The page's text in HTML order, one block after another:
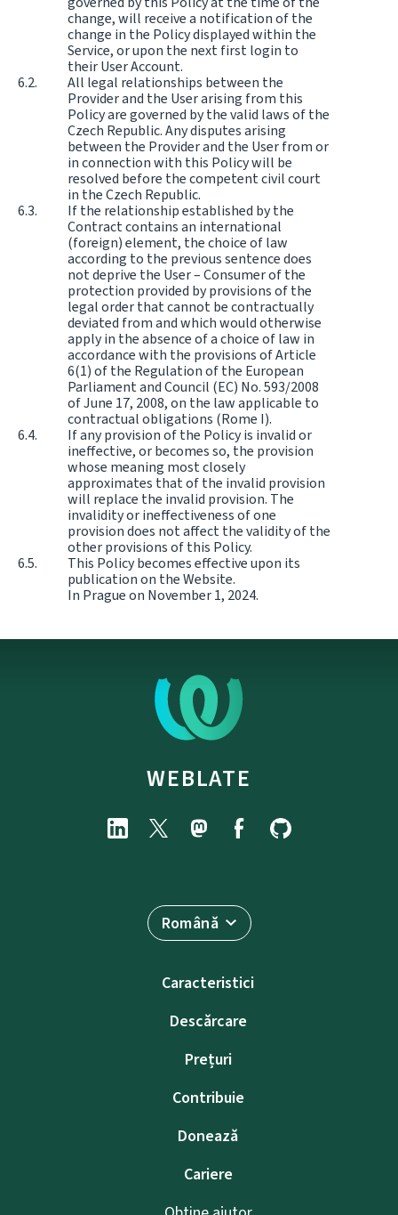
change, will receive a notification of the
change in the Policy displayed within the
Service, or upon the next first login to
their User Account.
All legal relationships between the
Provider and the User arising from this
Policy are governed by the valid laws of the
Czech Republic. Any disputes arising
between the Provider and the User from or
in connection with this Policy will be
resolved before the competent civil court
in the Czech Republic.
If the relationship established by the
Contract contains an international
(foreign) element, the choice of law
according to the previous sentence does
not deprive the User – Consumer of the
protection provided by provisions of the
legal order that cannot be contractually
deviated from and which would otherwise
apply in the absence of a choice of law in
accordance with the provisions of Article
6(1) of the Regulation of the European
Parliament and Council (EC) No. 593/2008
of June 17, 2008, on the law applicable to
contractual obligations (Rome I).
If any provision of the Policy is invalid or
ineffective, or becomes so, the provision
whose meaning most closely
approximates that of the invalid provision
will replace the invalid provision. The
invalidity or ineffectiveness of one
provision does not affect the validity of the
other provisions of this Policy.
This Policy becomes effective upon its
publication on the Website.
In Prague on November 1, 2024.
WEBLATE
Română
Caracteristici
Descărcare
Prețuri
Contribuie
Donează
Cariere